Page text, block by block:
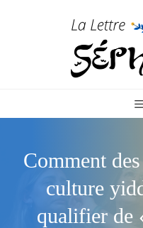
Comment
culture
qualifier de